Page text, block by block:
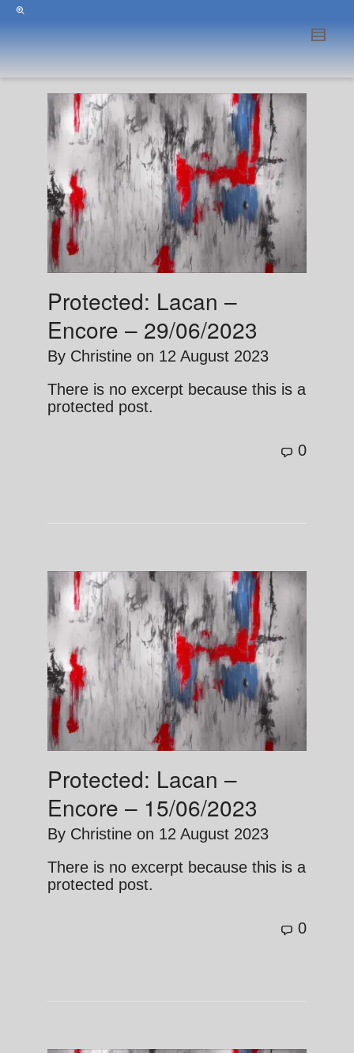
Protected: Lacan –
Encore – 29/06/2023
By Christine on 12 August 2023
There is no excerpt because this is a
protected post.
0
Protected: Lacan –
Encore – 15/06/2023
By Christine on 12 August 2023
There is no excerpt because this is a
protected post.
0